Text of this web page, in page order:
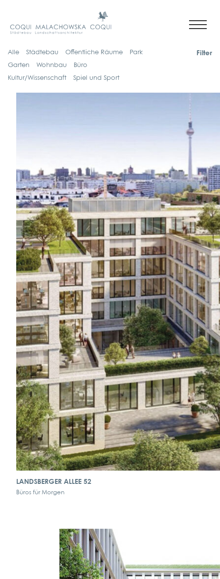
Alle Städ­te­bau Öffent­li­che Räu­me
Park
Gar­ten
Wohn­bau
Büro
Kultur/Wissenschaft
Spiel und Sport
Fil­ter
LANDSBERGER ALLEE 52
Büros für Morgen